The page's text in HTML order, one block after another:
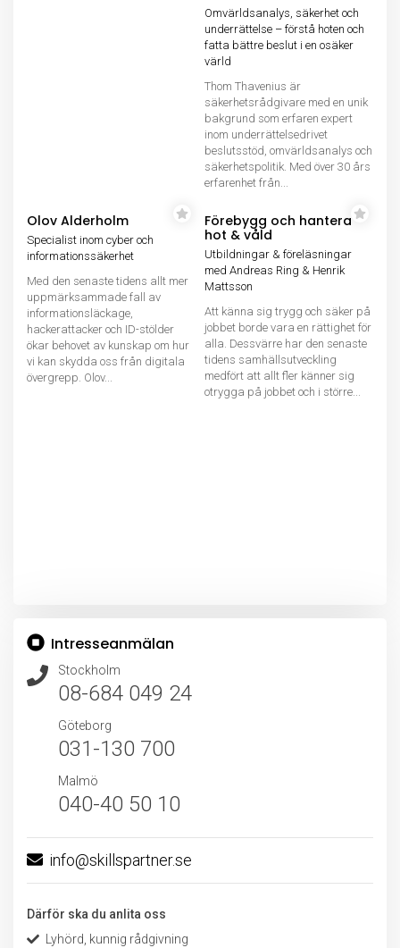
Omvärldsanalys, säkerhet och
underrättelse – förstå hoten och
fatta bättre beslut i en osäker
värld
Thom Thavenius är
säkerhetsrådgivare med en unik
bakgrund som erfaren expert
inom underrättelsedrivet
beslutsstöd, omvärldsanalys och
säkerhetspolitik. Med över 30 års
erfarenhet från...
Olov Alderholm
Specialist inom cyber och
informationssäkerhet
Med den senaste tidens allt mer
uppmärksammade fall av
informationsläckage,
hackerattacker och ID-stölder
ökar behovet av kunskap om hur
vi kan skydda oss från digitala
övergrepp. Olov...
Förebygg och hantera
hot & våld
Utbildningar & föreläsningar
med Andreas Ring & Henrik
Mattsson
Att känna sig trygg och säker på
jobbet borde vara en rättighet för
alla. Dessvärre har den senaste
tidens samhällsutveckling
medfört att allt fler känner sig
otrygga på jobbet och i större...
Intresseanmälan
Stockholm
08-684 049 24
Göteborg
031-130 700
Malmö
040-40 50 10
info@skillspartner.se
Därför ska du anlita oss
Lyhörd, kunnig rådgivning